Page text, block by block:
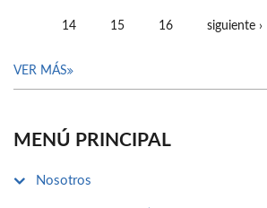
14 15 16 siguiente ›
VER MÁS
MENÚ PRINCIPAL
Nosotros